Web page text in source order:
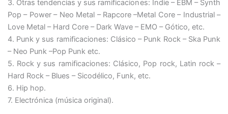
3. Otras tendencias y sus ramificaciones: Indie – EBM – Synth
Pop – Power – Neo Metal – Rapcore –Metal Core – Industrial –
Love Metal – Hard Core – Dark Wave – EMO – Gótico, etc.
4. Punk y sus ramificaciones: Clásico – Punk Rock – Ska Punk
– Neo Punk –Pop Punk etc.
5. Rock y sus ramificaciones: Clásico, Pop rock, Latin rock –
Hard Rock – Blues – Sicodélico, Funk, etc.
6. Hip hop.
7. Electrónica (música original).